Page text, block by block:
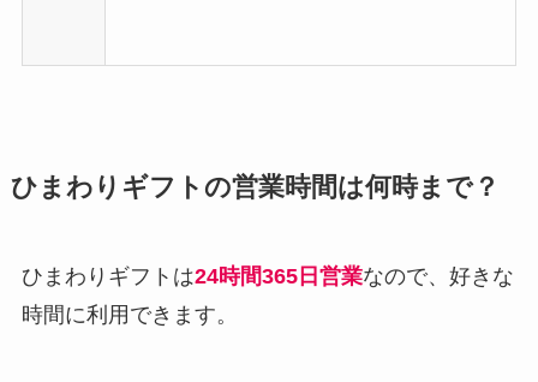
ひまわりギフトの営業時間は何時まで？
ひまわりギフトは24時間365日営業なので、好きな
時間に利用できます。